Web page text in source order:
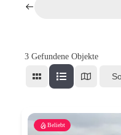
3 Gefundene Objekte
Beliebt